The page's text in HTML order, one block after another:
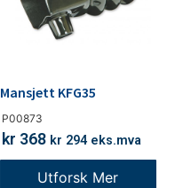
P00873
Mansjett KFG35
kr 368 kr 294 eks.mva
Utforsk Mer